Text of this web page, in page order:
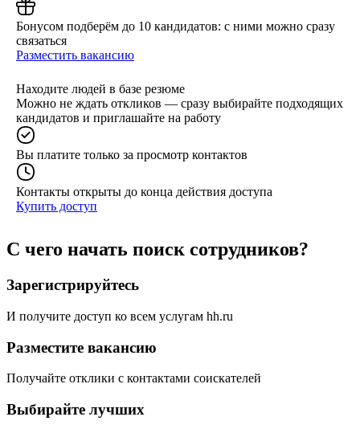
Бонусом подберём до 10 кандидатов: с ними можно сразу
связаться
Разместить вакансию
Находите людей в базе резюме
Можно не ждать откликов — сразу выбирайте подходящих
кандидатов и приглашайте на работу
Вы платите только за просмотр контактов
Контакты открыты до конца действия доступа
Купить доступ
С чего начать поиск сотрудников?
Зарегистрируйтесь
И получите доступ ко всем услугам hh.ru
Разместите вакансию
Получайте отклики с контактами соискателей
Выбирайте лучших